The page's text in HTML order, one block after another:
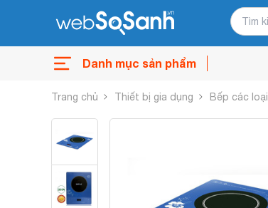
Danh mục sản phẩm
Trang chủ Thiết bị gia dụng Bếp các loại